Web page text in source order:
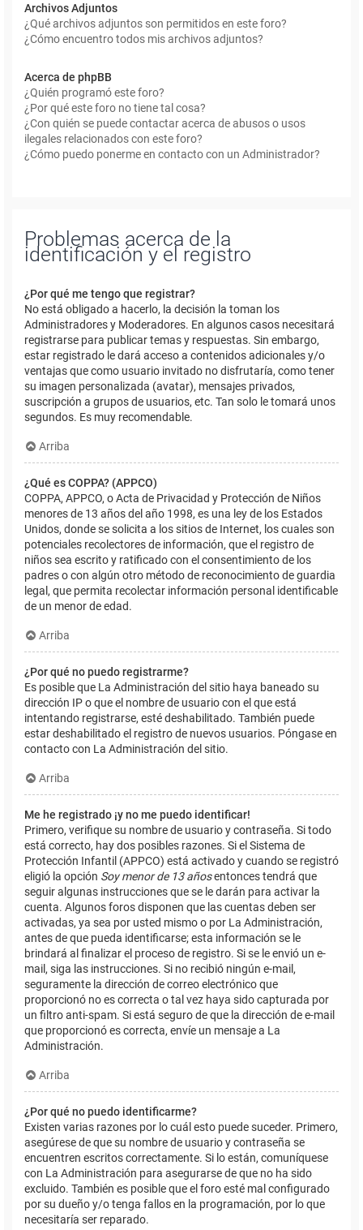
Archivos Adjuntos
¿Qué archivos adjuntos son permitidos en este foro?
¿Cómo encuentro todos mis archivos adjuntos?
Acerca de phpBB
¿Quién programó este foro?
¿Por qué este foro no tiene tal cosa?
¿Con quién se puede contactar acerca de abusos o usos
ilegales relacionados con este foro?
¿Cómo puedo ponerme en contacto con un Administrador?
Problemas acerca de la
identificación y el registro
¿Por qué me tengo que registrar?
No está obligado a hacerlo, la decisión la toman los
Administradores y Moderadores. En algunos casos necesitará
registrarse para publicar temas y respuestas. Sin embargo,
estar registrado le dará acceso a contenidos adicionales y/o
ventajas que como usuario invitado no disfrutaría, como tener
su imagen personalizada (avatar), mensajes privados,
suscripción a grupos de usuarios, etc. Tan solo le tomará unos
segundos. Es muy recomendable.
Arriba
¿Qué es COPPA? (APPCO)
COPPA, APPCO, o Acta de Privacidad y Protección de Niños
menores de 13 años del año 1998, es una ley de los Estados
Unidos, donde se solicita a los sitios de Internet, los cuales son
potenciales recolectores de información, que el registro de
niños sea escrito y ratificado con el consentimiento de los
padres o con algún otro método de reconocimiento de guardia
legal, que permita recolectar información personal identificable
de un menor de edad.
Arriba
¿Por qué no puedo registrarme?
Es posible que La Administración del sitio haya baneado su
dirección IP o que el nombre de usuario con el que está
intentando registrarse, esté deshabilitado. También puede
estar deshabilitado el registro de nuevos usuarios. Póngase en
contacto con La Administración del sitio.
Arriba
Me he registrado ¡y no me puedo identificar!
Primero, verifique su nombre de usuario y contraseña. Si todo
está correcto, hay dos posibles razones. Si el Sistema de
Protección Infantil (APPCO) está activado y cuando se registró
eligió la opción Soy menor de 13 añosentonces tendrá que
seguir algunas instrucciones que se le darán para activar la
cuenta. Algunos foros disponen que las cuentas deben ser
activadas, ya sea por usted mismo o por La Administración,
antes de que pueda identificarse; esta información se le
brindará al finalizar el proceso de registro. Si se le envió un e-
mail, siga las instrucciones. Si no recibió ningún e-mail,
seguramente la dirección de correo electrónico que
proporcionó no es correcta o tal vez haya sido capturada por
un filtro anti-spam. Si está seguro de que la dirección de e-mail
que proporcionó es correcta, envíe un mensaje a La
Administración.
Arriba
¿Por qué no puedo identificarme?
Existen varias razones por lo cuál esto puede suceder. Primero,
asegúrese de que su nombre de usuario y contraseña se
encuentren escritos correctamente. Si lo están, comuníquese
con La Administración para asegurarse de que no ha sido
excluido. También es posible que el foro esté mal configurado
por su dueño y/o tenga fallos en la programación, por lo que
necesitaría ser reparado.